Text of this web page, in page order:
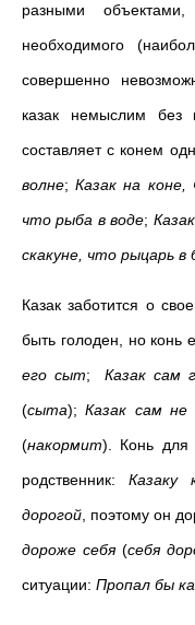
разными
необходимого
совершенно
казак немыслим без
составляет с конем
волне;Казак на коне,
что рыба в воде;
скакуне, что рыцарь в
Казак заботится о
быть голоден, но конь
его сыт;Казак сам
(сыта);Казак сам не
(накормит). Конь для
родственник:
дорогой , поэтому он
дороже себя(себя
ситуации: Пропал бы